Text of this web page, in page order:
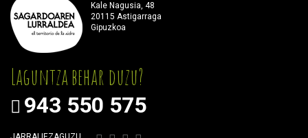
Kale Nagusia, 48
20115 Astigarraga
Gipuzkoa
Laguntza behar duzu?
943 550 575